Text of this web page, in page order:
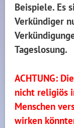
Beispiele. Es
Verkündiger
Tageslosung.
ACHTUNG:
nicht religiös
Menschen
wirken